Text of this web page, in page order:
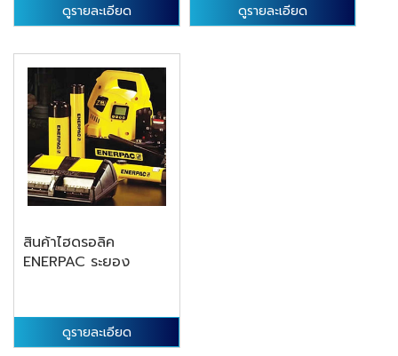
ดูรายละเอียด ดูรายละเอียด
สินค้าไฮดรอลิค
ENERPAC ระยอง
ดูรายละเอียด